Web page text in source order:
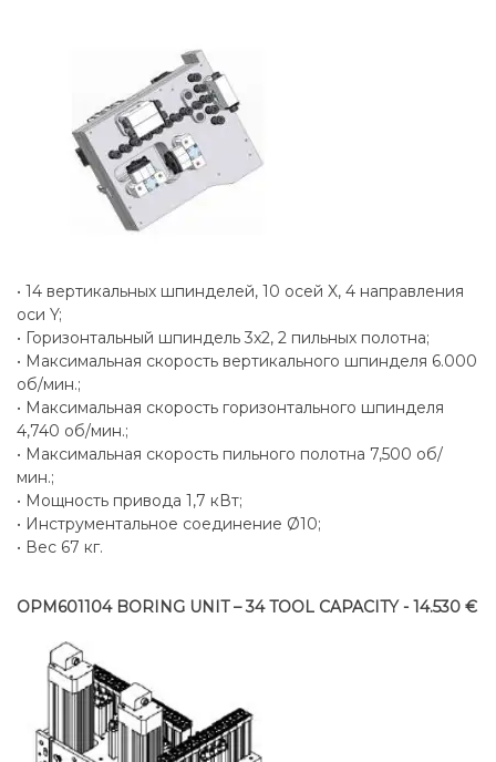
• 14 вертикальных шпинделей, 10 осей X, 4 направления
оси Y;
• Горизонтальный шпиндель 3x2, 2 пильных полотна;
• Максимальная скорость вертикального шпинделя 6.000
об/мин.;
• Максимальная скорость горизонтального шпинделя
4,740 об/мин.;
• Максимальная скорость пильного полотна 7,500 об/
мин.;
• Мощность привода 1,7 кВт;
• Инструментальное соединение Ø10;
• Вес 67 кг.
OPM601104 BORING UNIT – 34 TOOL CAPACITY - 14.530 €